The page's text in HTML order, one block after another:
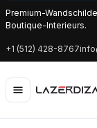
Premium-
Boutique-Interieurs.
+1 (512) 428-8767